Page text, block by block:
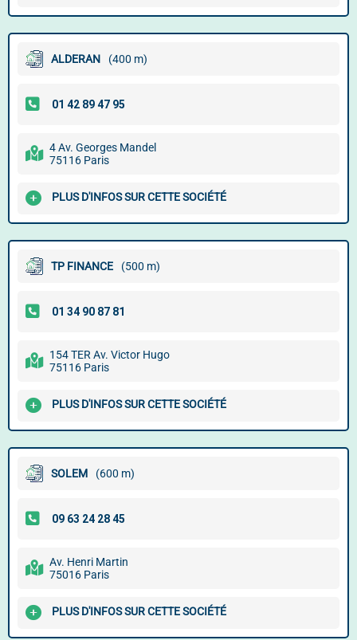
ALDERAN (400 m)
4 Av. Georges Mandel
75116 Paris
PLUS D'INFOS SUR CETTE SOCIÉTÉ
TP FINANCE (500 m)
154 TER Av. Victor Hugo
75116 Paris
PLUS D'INFOS SUR CETTE SOCIÉTÉ
SOLEM (600 m)
Av. Henri Martin
75016 Paris
PLUS D'INFOS SUR CETTE SOCIÉTÉ